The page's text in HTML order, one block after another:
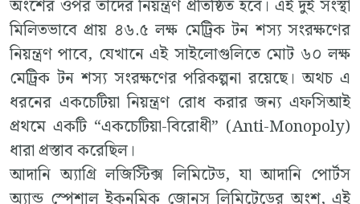
অংশের ওপর তাদের নিয়ন্ত্রণ প্রতিষ্ঠিত হবে। এই দুই সংস্থা
মিলিতভাবে প্রায় ৪৬.৫ লক্ষ মেট্রিক টন শস্য সংরক্ষণের
নিয়ন্ত্রণ পাবে, যেখানে এই সাইলোগুলিতে মোট ৬০ লক্ষ
মেট্রিক টন শস্য সংরক্ষণের পরিকল্পনা রয়েছে। অথচ এ
ধরনের একচেটিয়া নিয়ন্ত্রণ রোধ করার জন্য এফসিআই
প্রথমে একটি “একচেটিয়া-বিরোধী” (Anti-Monopoly)
ধারা প্রস্তাব করেছিল।
আদানি অ্যাগ্রি লজিস্টিক্স লিমিটেড, যা আদানি পোর্টস